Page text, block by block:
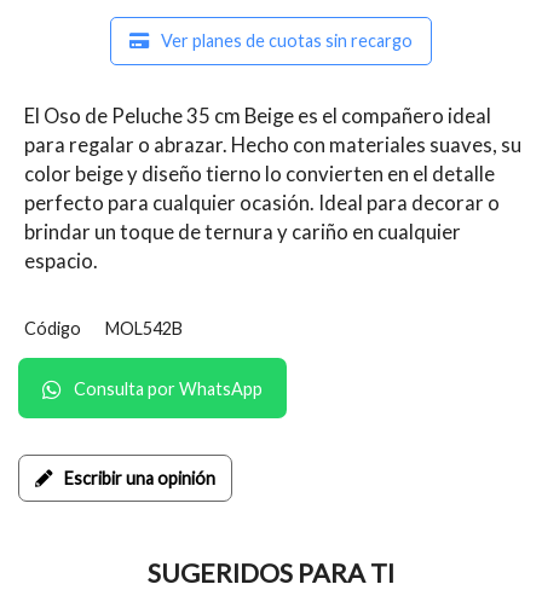
Ver planes de cuotas sin recargo
El Oso de Peluche 35 cm Beige es el compañero ideal
para regalar o abrazar. Hecho con materiales suaves, su
color beige y diseño tierno lo convierten en el detalle
perfecto para cualquier ocasión. Ideal para decorar o
brindar un toque de ternura y cariño en cualquier
espacio.
Código MOL542B
Consulta por WhatsApp
Escribir una opinión
SUGERIDOS PARA TI